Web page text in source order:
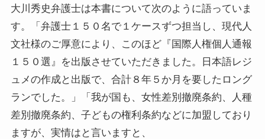
大川秀史弁護士は本書について次のように語っていま
す。「弁護士１５０名で１ケースずつ担当し、現代人
文社様のご厚意により、このほど『国際人権個人通報
１５０選』を出版させていただきました。日本語レジ
ュメの作成と出版で、合計８年５か月を要したロング
ランでした。」「我が国も、女性差別撤廃条約、人種
差別撤廃条約、子どもの権利条約などに加盟しており
ますが、実情はと言いますと、